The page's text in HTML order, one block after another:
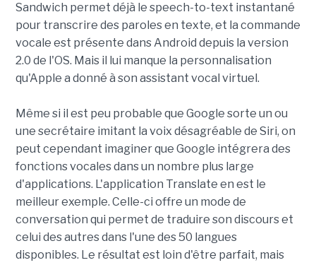
Sandwich permet déjà le speech-to-text instantané
pour transcrire des paroles en texte, et la commande
vocale est présente dans Android depuis la version
2.0 de l'OS. Mais il lui manque la personnalisation
qu'Apple a donné à son assistant vocal virtuel.
Même si il est peu probable que Google sorte un ou
une secrétaire imitant la voix désagréable de Siri, on
peut cependant imaginer que Google intégrera des
fonctions vocales dans un nombre plus large
d'applications. L'application Translate en est le
meilleur exemple. Celle-ci offre un mode de
conversation qui permet de traduire son discours et
celui des autres dans l'une des 50 langues
disponibles. Le résultat est loin d'être parfait, mais